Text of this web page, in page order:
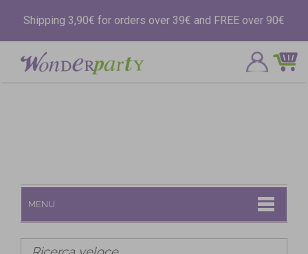
Shipping 3,90€ for orders over 39€ and FREE over 90€
MENU